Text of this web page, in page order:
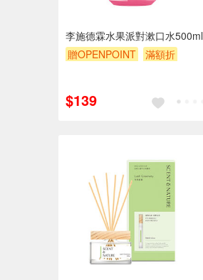
李施德霖水果派對漱口水500ml
贈OPENPOINT
滿額折
$139